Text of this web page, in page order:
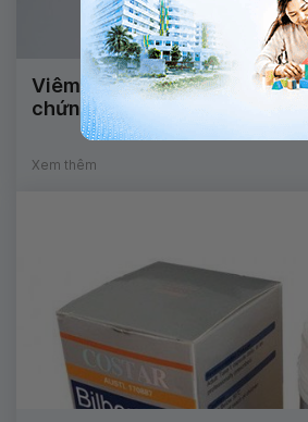
Viêm xương tai chũm:
chứng, chẩn đoán và điều trị
Xem thêm